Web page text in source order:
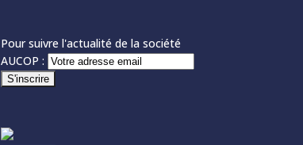
Pour suivre l'actualité de la société
AUCOP :